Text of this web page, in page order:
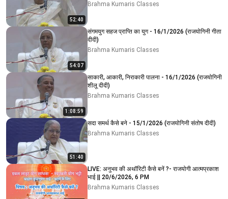
52:40
Brahma Kumaris Classes
54:07
संगमयुग सहज प्राप्ति का युग - 16/1/2026 (राजयोगिनी गीता
दीदी)
Brahma Kumaris Classes
1:08:59
साकारी, आकारी, निराकारी पालना - 16/1/2026 (राजयोगिनी
शीलू दीदी)
Brahma Kumaris Classes
51:40
सदा समर्थ कैसे बने - 15/1/2026 (राजयोगिनी संतोष दीदी)
Brahma Kumaris Classes
LIVE: अनुभव की अथॉरिटी कैसे बनें ?- राजयोगी आत्मप्रकाश
भाई || 20/6/2026, 6 PM
Brahma Kumaris Classes